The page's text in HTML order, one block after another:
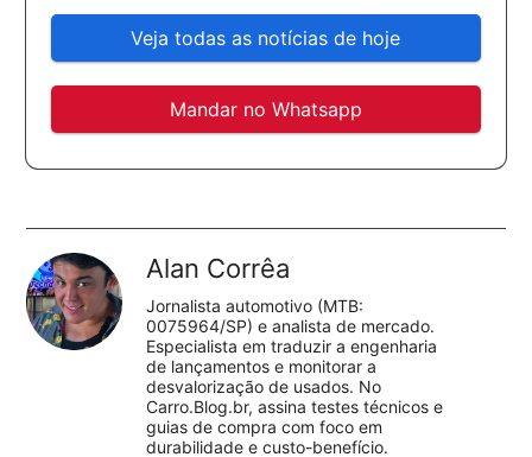
Veja todas as notícias de hoje
Mandar no Whatsapp
Alan Corrêa
Jornalista automotivo (MTB:
0075964/SP) e analista de mercado.
Especialista em traduzir a engenharia
de lançamentos e monitorar a
desvalorização de usados. No
Carro.Blog.br, assina testes técnicos e
guias de compra com foco em
durabilidade e custo-benefício.